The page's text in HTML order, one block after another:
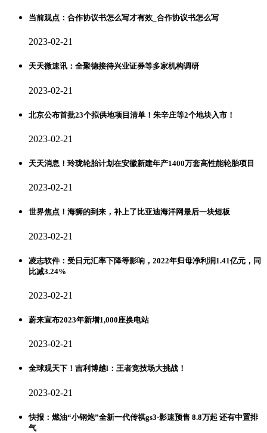
当前观点：合作协议书怎么写才有效_合作协议书怎么写
2023-02-21
天天微速讯：全聚德接待兴业证券等多家机构调研
2023-02-21
北京公布首批23个拟供地项目清单！朱辛庄等2个地块入市！
2023-02-21
天天消息！玲珑轮胎计划在安徽新建年产1400万套高性能轮胎项目
2023-02-21
世界焦点！海狮的到来，补上了比亚迪海洋网最后一块短板
2023-02-21
凌志软件：受日元汇率下降等影响，2022年归母净利润1.41亿元，同
比减3.24%
2023-02-21
蔚来宣布2023年新增1,000座换电站
2023-02-21
全球观天下！吉利博越l：王者竞技场大挑战！
2023-02-21
快报：燃油“小钢炮”全新一代传祺gs3·影速预售 8.8万起 还有中置排
气